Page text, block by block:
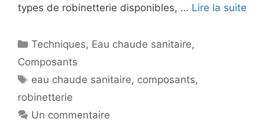
types de robinetterie disponibles, … Lire la suite
Catégories
Techniques, Eau chaude sanitaire,
Composants
Étiquettes
eau chaude sanitaire, composants,
robinetterie
Un commentaire